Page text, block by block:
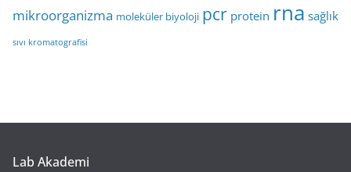
mikroorganizma moleküler biyoloji pcr protein rna sağlık
sıvı kromatografisi
Lab Akademi